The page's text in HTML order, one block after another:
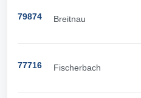
79874 Breitnau
77716 Fischerbach